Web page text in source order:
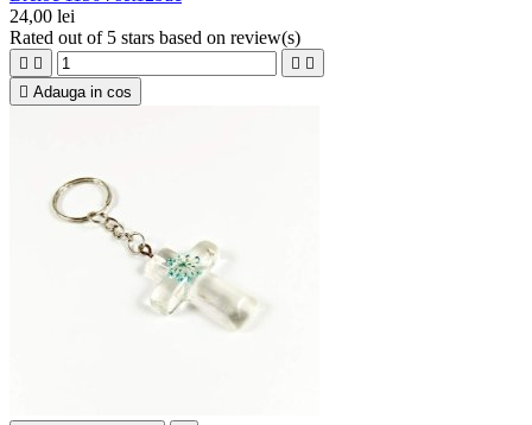
24,00 lei
Rated out of 5 stars based on review(s)
   
 Adauga in cos